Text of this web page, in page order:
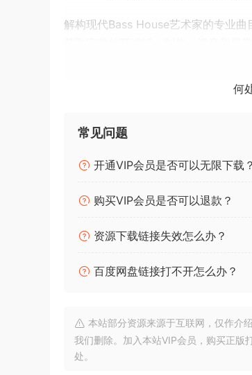
解构现代Bass House艺术家的专业曲
链和自动化的。改进您的工作流程，
为了尊重原曲的版权所有者——项目
Deconstruct Professional Track in
how each element is shaped,
exact melodies and vocal stems
何
常见问题
开通VIP会员是否可以无限下载？
购买VIP会员是否可以退款？
资源下载链接失效怎么办？
百度网盘链接打不开怎么办？
本站部分资源来源于互联网，仅作介
我们删除。加入本站VIP会员，购买正版
处。